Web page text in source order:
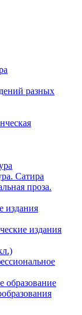
разных
Сатира
проза.
издания
издания
образование